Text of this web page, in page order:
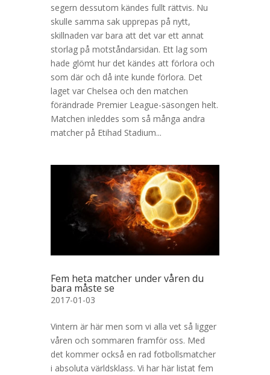
segern dessutom kändes fullt rättvis. Nu
skulle samma sak upprepas på nytt,
skillnaden var bara att det var ett annat
storlag på motståndarsidan. Ett lag som
hade glömt hur det kändes att förlora och
som där och då inte kunde förlora. Det
laget var Chelsea och den matchen
förändrade Premier League-säsongen helt.
Matchen inleddes som så många andra
matcher på Etihad Stadium...
Fem heta matcher under våren du
bara måste se
2017-01-03
Vintern är här men som vi alla vet så ligger
våren och sommaren framför oss. Med
det kommer också en rad fotbollsmatcher
i absoluta världsklass. Vi har här listat fem